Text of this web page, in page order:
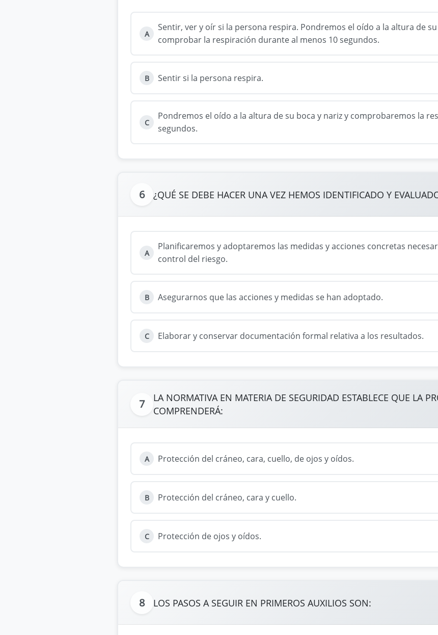
A
Sentir, ver y oír si la persona respira. Pondremos el oído a la altura de
comprobar la respiración durante al menos 10 segundos.
B Sentir si la persona respira.
C
Pondremos el oído a la altura de su boca y nariz y comprobaremos la
segundos.
6 ¿QUÉ SE DEBE HACER UNA VEZ HEMOS IDENTIFICADO Y
A
Planificaremos y adoptaremos las medidas y acciones concretas
control del riesgo.
B Asegurarnos que las acciones y medidas se han adoptado.
C Elaborar y conservar documentación formal relativa a los resultados.
7
LA NORMATIVA EN MATERIA DE SEGURIDAD ESTABLECE QUE LA
COMPRENDERÁ:
A Protección del cráneo, cara, cuello, de ojos y oídos.
B Protección del cráneo, cara y cuello.
C Protección de ojos y oídos.
8 LOS PASOS A SEGUIR EN PRIMEROS AUXILIOS SON: